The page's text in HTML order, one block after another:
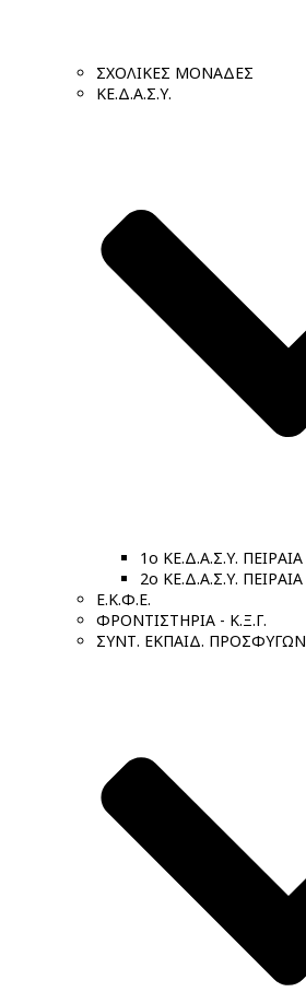
ΣΧΟΛΙΚΕΣ ΜΟΝΑΔΕΣ
ΚΕ.Δ.Α.Σ.Υ.
1ο ΚΕ.Δ.Α.Σ.Υ. ΠΕΙΡΑΙΑ
2ο ΚΕ.Δ.Α.Σ.Υ. ΠΕΙΡΑΙΑ
Ε.Κ.Φ.Ε.
ΦΡΟΝΤΙΣΤΗΡΙΑ - Κ.Ξ.Γ.
ΣΥΝΤ. ΕΚΠΑΙΔ. ΠΡΟΣΦΥΓΩΝ